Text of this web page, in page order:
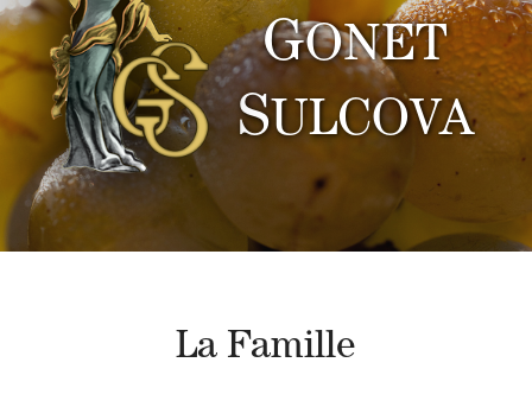
GONET
SULCOVA
La Famille